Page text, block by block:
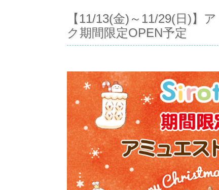
【11/13(金)～11/29(日)】
ク期間限定OPEN予定